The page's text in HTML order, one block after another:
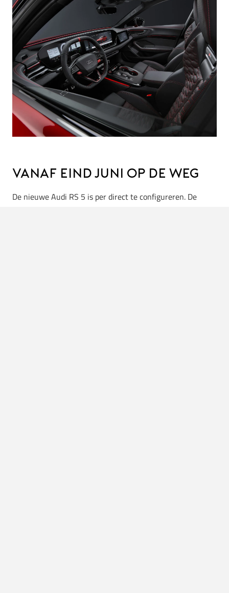
Vanaf eind juni op de weg
De nieuwe Audi RS 5 is per direct te configureren. De